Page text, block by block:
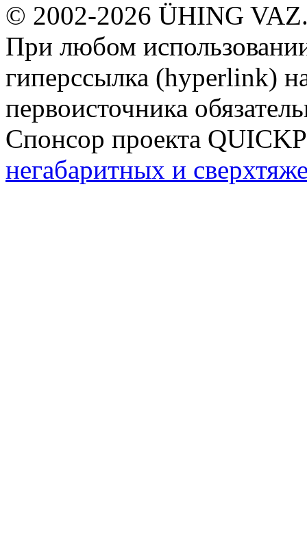
© 2002-2026 ÜHING
При любом
гиперссылка (hyperlink)
первоисточника
Спонсор проекта
негабаритных и